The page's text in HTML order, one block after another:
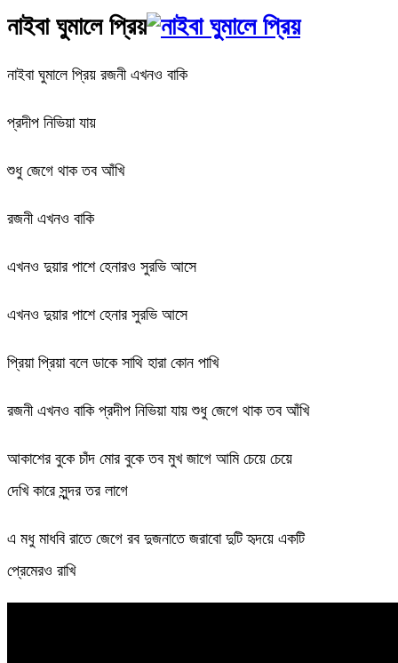
নাইবা ঘুমালে প্রিয়
নাইবা ঘুমালে প্রিয় রজনী এখনও বাকি
প্রদীপ নিভিয়া যায়
শুধু জেগে থাক তব আঁখি
রজনী এখনও বাকি
এখনও দুয়ার পাশে হেনারও সুরভি আসে
এখনও দুয়ার পাশে হেনার সুরভি আসে
প্রিয়া প্রিয়া বলে ডাকে সাথি হারা কোন পাখি
রজনী এখনও বাকি প্রদীপ নিভিয়া যায় শুধু জেগে থাক তব আঁখি
আকাশের বুকে চাঁদ মোর বুকে তব মুখ জাগে আমি চেয়ে চেয়ে
দেখি কারে সুন্দর তর লাগে
এ মধু মাধবি রাতে জেগে রব দুজনাতে জরাবো দুটি হৃদয়ে একটি
প্রেমেরও রাখি